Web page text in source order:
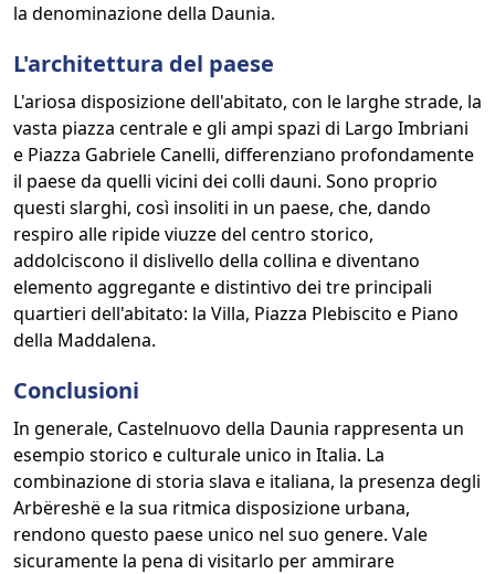
la denominazione della Daunia.
L'architettura del paese
L'ariosa disposizione dell'abitato, con le larghe strade, la
vasta piazza centrale e gli ampi spazi di Largo Imbriani
e Piazza Gabriele Canelli, differenziano profondamente
il paese da quelli vicini dei colli dauni. Sono proprio
questi slarghi, così insoliti in un paese, che, dando
respiro alle ripide viuzze del centro storico,
addolciscono il dislivello della collina e diventano
elemento aggregante e distintivo dei tre principali
quartieri dell'abitato: la Villa, Piazza Plebiscito e Piano
della Maddalena.
Conclusioni
In generale, Castelnuovo della Daunia rappresenta un
esempio storico e culturale unico in Italia. La
combinazione di storia slava e italiana, la presenza degli
Arbëreshë e la sua ritmica disposizione urbana,
rendono questo paese unico nel suo genere. Vale
sicuramente la pena di visitarlo per ammirare